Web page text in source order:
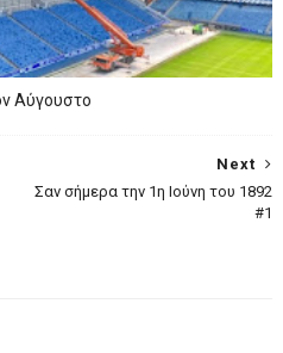
Αύγουστο
Next
Σαν σήμερα την 1η Ιούνη του 1892
#1